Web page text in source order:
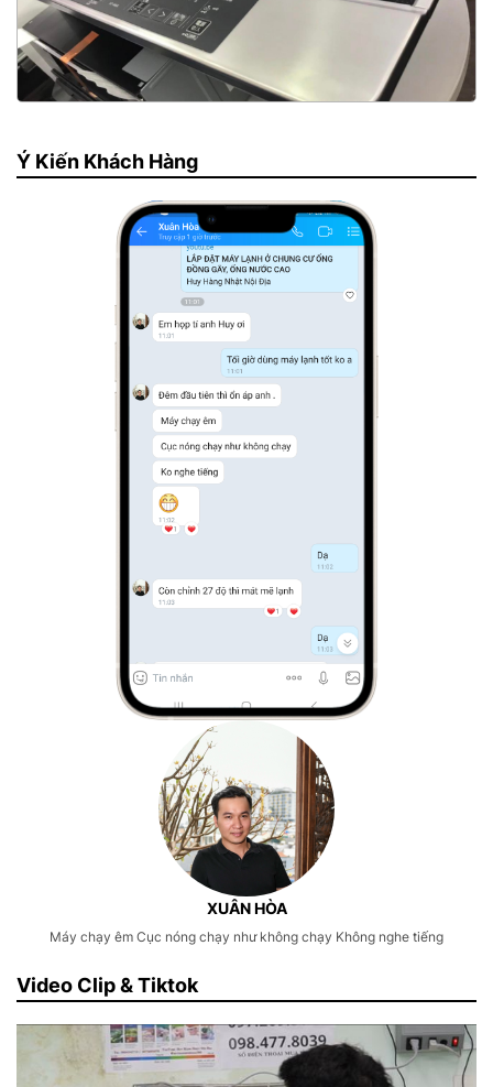
Ý Kiến Khách Hàng
XUÂN HÒA
Máy chạy êm Cục nóng chạy như không chạy Không nghe tiếng
Video Clip & Tiktok